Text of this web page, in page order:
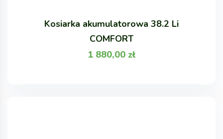
Kosiarka akumulatorowa 38.2 Li
COMFORT
1 880,00 zł